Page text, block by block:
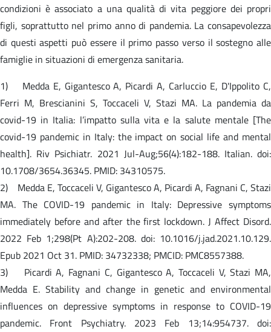
condizioni è associato a una qualità di vita peggiore dei propri
figli, soprattutto nel primo anno di pandemia. La consapevolezza
di questi aspetti può essere il primo passo verso il sostegno alle
famiglie in situazioni di emergenza sanitaria.
1) Medda E, Gigantesco A, Picardi A, Carluccio E, D'Ippolito C,
Ferri M, Brescianini S, Toccaceli V, Stazi MA. La pandemia da
covid-19 in Italia: l’impatto sulla vita e la salute mentale [The
covid-19 pandemic in Italy: the impact on social life and mental
health]. Riv Psichiatr. 2021 Jul-Aug;56(4):182-188. Italian. doi:
10.1708/3654.36345. PMID: 34310575.
2) Medda E, Toccaceli V, Gigantesco A, Picardi A, Fagnani C, Stazi
MA. The COVID-19 pandemic in Italy: Depressive symptoms
immediately before and after the first lockdown. J Affect Disord.
2022 Feb 1;298(Pt A):202-208. doi: 10.1016/j.jad.2021.10.129.
Epub 2021 Oct 31. PMID: 34732338; PMCID: PMC8557388.
3) Picardi A, Fagnani C, Gigantesco A, Toccaceli V, Stazi MA,
Medda E. Stability and change in genetic and environmental
influences on depressive symptoms in response to COVID-19
pandemic. Front Psychiatry. 2023 Feb 13;14:954737. doi: